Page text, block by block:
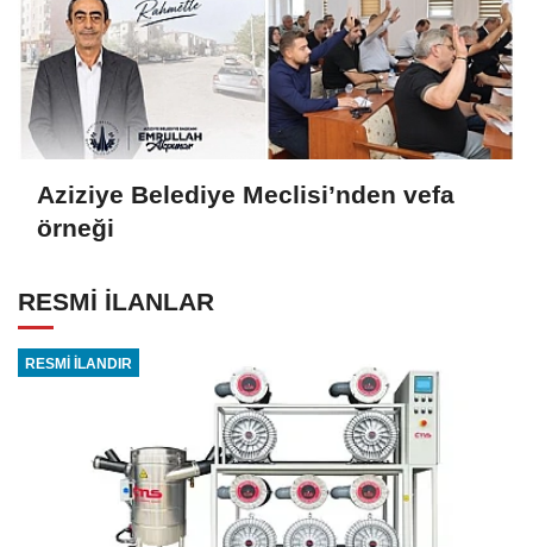
Aziziye Belediye Meclisi’nden vefa
örneği
RESMİ İLANLAR
RESMİ İLANDIR